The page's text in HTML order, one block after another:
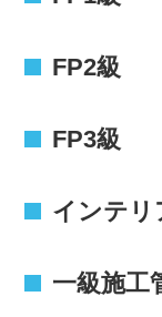
FP2級
FP3級
インテリ
一級施工